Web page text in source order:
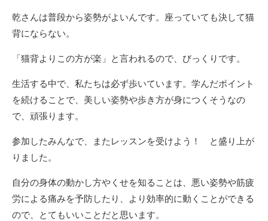
乾さんは普段から姿勢がよいんです。座っていても決して猫
背にならない。
「猫背よりこの方が楽」と言われるので、びっくりです。
生活する中で、私たちは必ず歩いています。学んだポイント
を続けることで、美しい姿勢や歩き方が身につくそうなの
で、頑張ります。
参加したみんなで、またレッスンを受けよう！ と盛り上が
りました。
自分の身体の動かし方やくせを知ることは、悪い姿勢や筋疲
労による痛みを予防したり、より効率的に動くことができる
ので、とてもいいことだと思います。